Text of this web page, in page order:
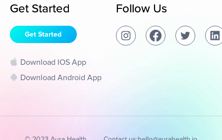
Get Started
Get Started
Download IOS App
Download Android App
Follow Us